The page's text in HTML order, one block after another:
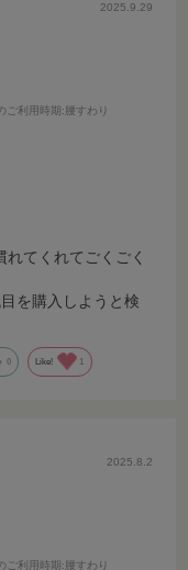
2025.9.29
ご利用時期 :腰すわり
てくれてごくごく
を購入しようと検
0 Like!
2025.8.2
ご利用時期 :腰すわり